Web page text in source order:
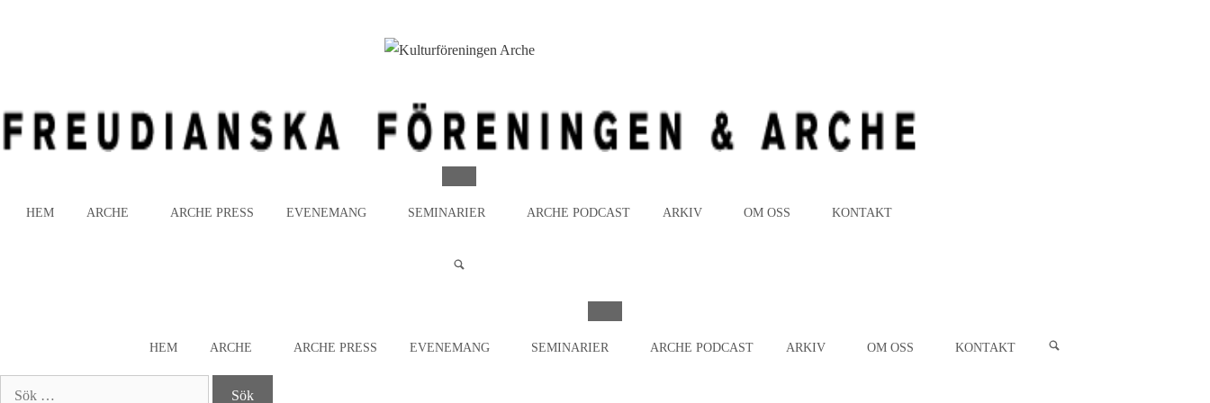
MENY
HEM ARCHE ARCHE PRESS EVENEMANG SEMINARIER ARCHE PODCAST ARKIV OM OSS KONTAKT
MENY
HEM ARCHE ARCHE PRESS EVENEMANG SEMINARIER ARCHE PODCAST ARKIV OM OSS KONTAKT